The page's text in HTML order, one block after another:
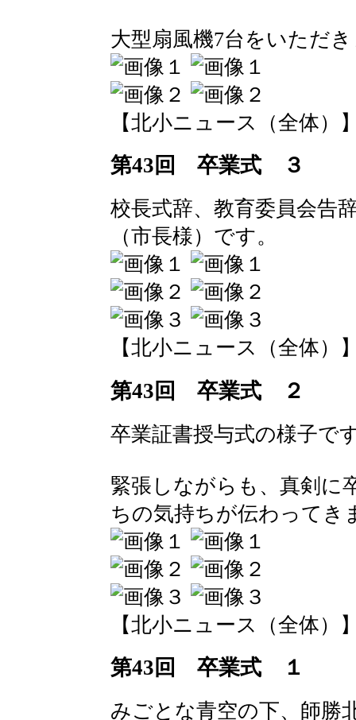
大型扇風機7台をいただ
【北小ニュース（全体）
第43回 卒業式 ３
校長式辞、教育委員会告
（市長様）です。
【北小ニュース（全体）
第43回 卒業式 ２
卒業証書授与式の様子で
緊張しながらも、真剣に
ちの気持ちが伝わってき
【北小ニュース（全体）
第43回 卒業式 １
みごとな青空の下、師勝